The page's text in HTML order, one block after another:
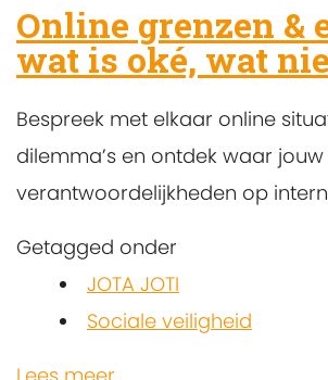
Online grenzen &
wat is oké, wat
Bespreek met elkaar online
dilemma’s en ontdek waar
verantwoordelijkheden op
Getagged onder
JOTA JOTI
Sociale veiligheid